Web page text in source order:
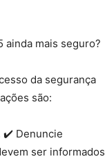
ainda mais seguro?
da segurança
são:
✔️ Denuncie
ser informados